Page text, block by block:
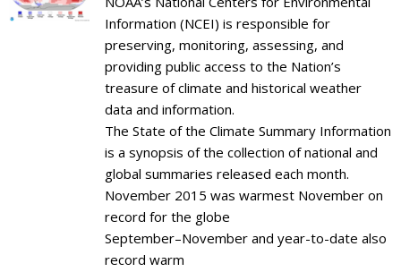
Information (NCEI) is responsible for
preserving, monitoring, assessing, and
providing public access to the Nation’s
treasure of climate and historical weather
data and information.
The State of the Climate Summary Information
is a synopsis of the collection of national and
global summaries released each month.
November 2015 was warmest November on
record for the globe
September–November and year-to-date also
record warm